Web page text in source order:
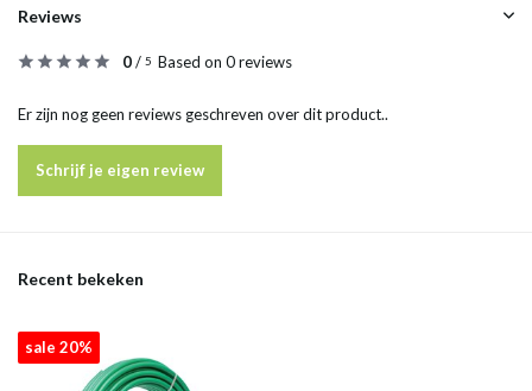
Reviews
0/ 5 Based on 0 reviews
Er zijn nog geen reviews geschreven over dit product..
Schrijf je eigen review
Recent bekeken
sale 20%